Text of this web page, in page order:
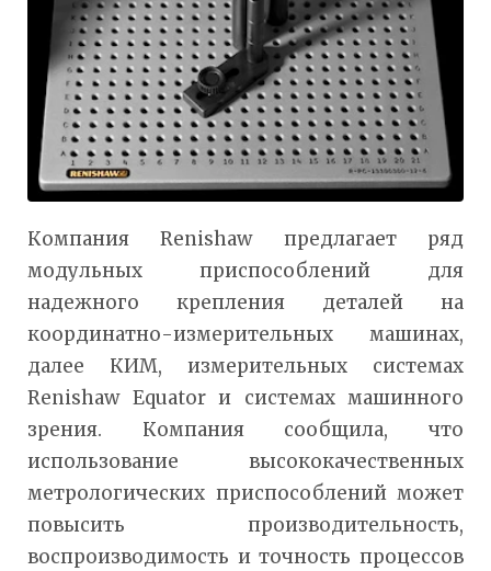
Компания Renishaw предлагает ряд
модульных приспособлений для
надежного крепления деталей на
координатно-измерительных машинах,
далее КИМ, измерительных системах
Renishaw Equator и системах машинного
зрения. Компания сообщила, что
использование высококачественных
метрологических приспособлений может
повысить производительность,
воспроизводимость и точность процессов